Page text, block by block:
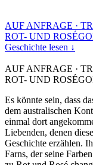
AUF ANFRAGE ·
ROT- UND
Geschichte lesen ↓
AUF ANFRAGE ·
ROT- UND
Es könnte sein, dass
dem australischen
einmal dort
Liebenden, denen
Geschichte erzählen.
Farns, der seine